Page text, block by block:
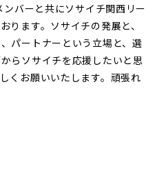
バーと共にソサイチ関西リー
ります。ソサイチの発展と、
パートナーという立場と、選
らソサイチを応援したいと思
くお願いいたします。頑張れ